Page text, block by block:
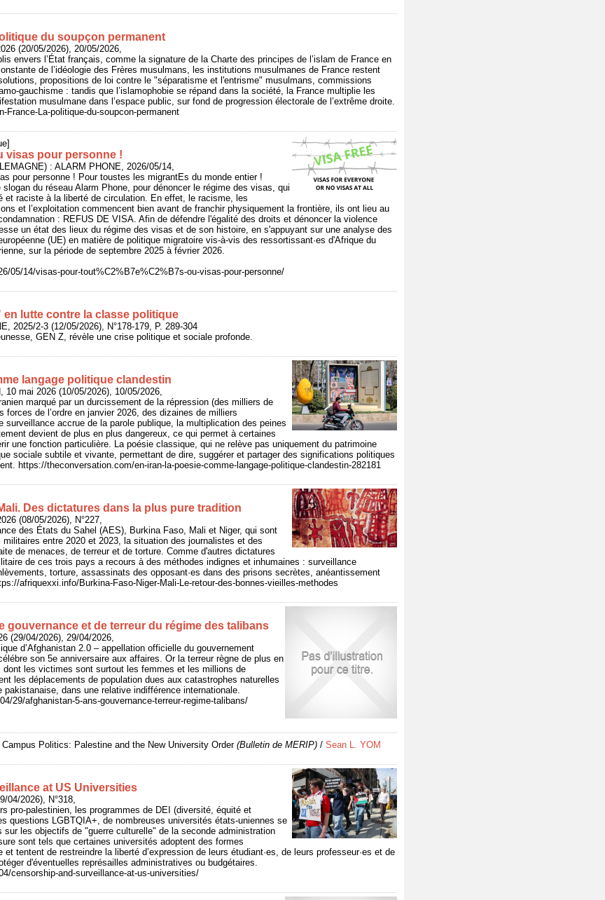
du soupçon permanent
(20/05/2026), 20/05/2026,
envers l’État français, comme la signature de la Charte des principes de l’islam de France en
de l’idéologie des Frères musulmans, les institutions musulmanes de France restent
propositions de loi contre le "séparatisme et l'entrisme" musulmans, commissions
gauchisme : tandis que l’islamophobie se répand dans la société, la France multiplie les
musulmane dans l’espace public, sur fond de progression électorale de l’extrême droite.
France-La-politique-du-soupcon-permanent
visas pour personne !
: ALARM PHONE, 2026/05/14,
pour personne ! Pour toustes les migrantEs du monde entier !
du réseau Alarm Phone, pour dénoncer le régime des visas, qui
et raciste à la liberté de circulation. En effet, le racisme, les
et l’exploitation commencent bien avant de franchir physiquement la frontière, ils ont lieu au
: REFUS DE VISA. Afin de défendre l'égalité des droits et dénoncer la violence
un état des lieux du régime des visas et de son histoire, en s'appuyant sur une analyse des
(UE) en matière de politique migratoire vis-à-vis des ressortissant·es d'Afrique du
sur la période de septembre 2025 à février 2026.
05/14/visas-pour-tout%C2%B7e%C2%B7s-ou-visas-pour-personne/
en lutte contre la classe politique
2025/2-3 (12/05/2026), N°178-179, P. 289-304
GEN Z, révèle une crise politique et sociale profonde.
langage politique clandestin
10 mai 2026 (10/05/2026), 10/05/2026,
marqué par un durcissement de la répression (des milliers de
forces de l’ordre en janvier 2026, des dizaines de milliers
surveillance accrue de la parole publique, la multiplication des peines
devient de plus en plus dangereux, ce qui permet à certaines
une fonction particulière. La poésie classique, qui ne relève pas uniquement du patrimoine
sociale subtile et vivante, permettant de dire, suggérer et partager des significations politiques
https://theconversation.com/en-iran-la-poesie-comme-langage-politique-clandestin-282181
Des dictatures dans la plus pure tradition
(08/05/2026), N°227,
des États du Sahel (AES), Burkina Faso, Mali et Niger, qui sont
entre 2020 et 2023, la situation des journalistes et des
de menaces, de terreur et de torture. Comme d'autres dictatures
de ces trois pays a recours à des méthodes indignes et inhumaines : surveillance
torture, assassinats des opposant·es dans des prisons secrètes, anéantissement
afriquexxi.info/Burkina-Faso-Niger-Mali-Le-retour-des-bonnes-vieilles-methodes
gouvernance et de terreur du régime des talibans
(29/04/2026), 29/04/2026,
d’Afghanistan 2.0 – appellation officielle du gouvernement
son 5e anniversaire aux affaires. Or la terreur règne de plus en
dont les victimes sont surtout les femmes et les millions de
les déplacements de population dues aux catastrophes naturelles
dans une relative indifférence internationale.
29/afghanistan-5-ans-gouvernance-terreur-regime-talibans/
Campus Politics: Palestine and the New University Order(Bulletin de MERIP) / Sean L. YOM
at US Universities
04/2026), N°318,
pro-palestinien, les programmes de DEI (diversité, équité et
questions LGBTQIA+, de nombreuses universités états-uniennes se
sur les objectifs de "guerre culturelle" de la seconde administration
sont tels que certaines universités adoptent des formes
tentent de restreindre la liberté d’expression de leurs étudiant·es, de leurs professeur·es et de
d'éventuelles représailles administratives ou budgétaires.
censorship-and-surveillance-at-us-universities/